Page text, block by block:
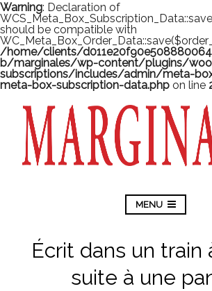
Warning: Declaration of
should be compatible with
/home/clients/
b/marginales/wp-content/plugins/
subscriptions/includes/admin/meta-
meta-box-subscription-data.php on line
MENU
Écrit dans un train
suite à une